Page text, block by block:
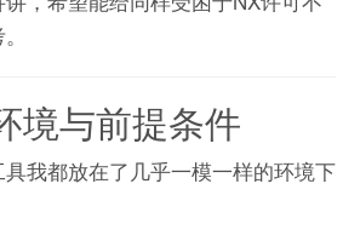
境与前提条件
我都放在了几乎一模一样的环境下